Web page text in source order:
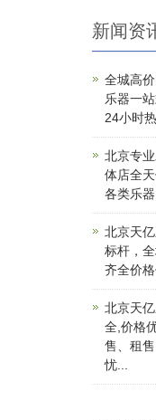
新闻资
全城高
乐器一
24小时
北京专
体店全
各类乐器
北京天
标杆，
齐全价
北京天
全,价格
售、租
忧...